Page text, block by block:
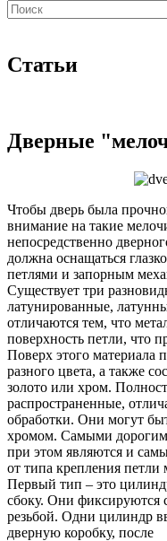
Статьи
Дверные
Чтобы дверь была
внимание на такие
непосредственно
должна оснащаться
петлями и запорным
Существует три
латунированные,
отличаются тем, что
поверхность петли, что
Поверх этого материала
разного цвета, а также
золото или хром.
распространенные,
обработки. Они могут
хромом. Самыми
при этом являются и
от типа крепления
Первый тип – это
сбоку. Они
резьбой. Одни цилиндр
дверную коробку, после